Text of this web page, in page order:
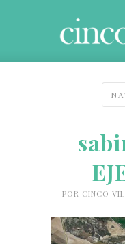
POR CINCO